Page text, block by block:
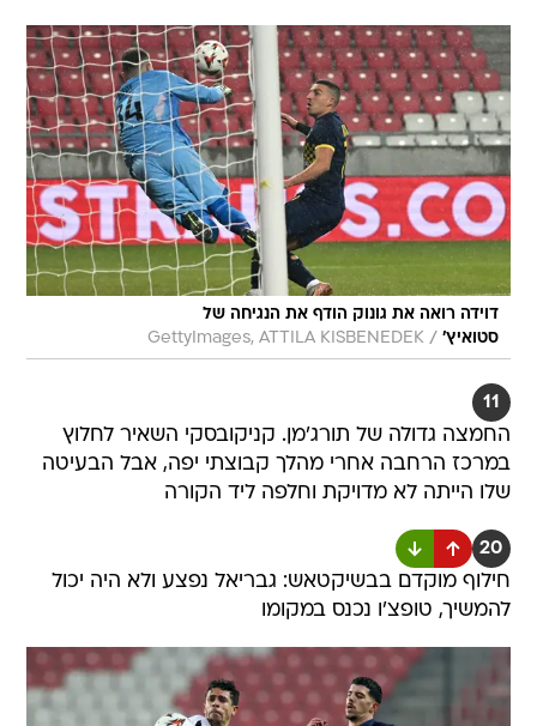
דוידה רואה את גונוק הודף את הנגיחה של
סטואיץ' /
GettyImages, ATTILA KISBENEDEK
11
החמצה גדולה של תורג'מן. קניקובסקי השאיר לחלוץ
במרכז הרחבה אחרי מהלך קבוצתי יפה, אבל הבעיטה
שלו הייתה לא מדויקת וחלפה ליד הקורה
20
חילוף מוקדם בבשיקטאש: גבריאל נפצע ולא היה יכול
להמשיך, טופצ'ו נכנס במקומו